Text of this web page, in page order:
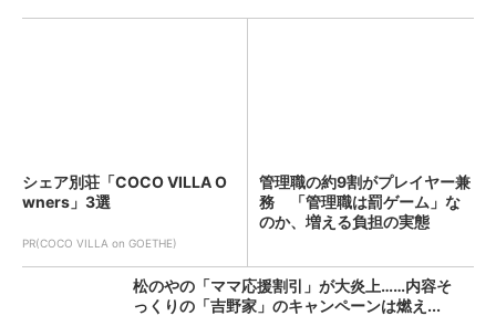
シェア別荘「COCO VILLA O
wners」3選
PR(COCO VILLA on GOETHE)
管理職の約9割がプレイヤー兼
務 「管理職は罰ゲーム」な
のか、増える負担の実態
松のやの「ママ応援割引」が大炎上……内容そ
っくりの「吉野家」のキャンペーンは燃え...